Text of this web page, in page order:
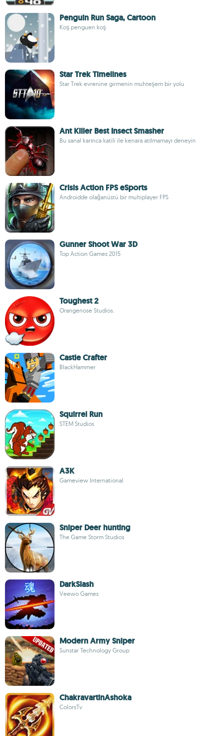
Penguin Run Saga, Cartoon
Koş penguen koş
Star Trek Timelines
Star Trek evrenine girmenin muhteşem bir yolu
Ant Killer Best Insect Smasher
Bu sanal karınca katili ile kenara atılmamayı deneyin
Crisis Action FPS eSports
Androidde olağanüstü bir multiplayer FPS
Gunner Shoot War 3D
Top Action Games 2015
Toughest 2
Orangenose Studios.
Castle Crafter
BlackHammer
Squirrel Run
STEM Studios
A3K
Gameview International
Sniper Deer hunting
The Game Storm Studios
DarkSlash
Veewo Games
Modern Army Sniper
Sunstar Technology Group
ChakravartinAshoka
ColorsTv